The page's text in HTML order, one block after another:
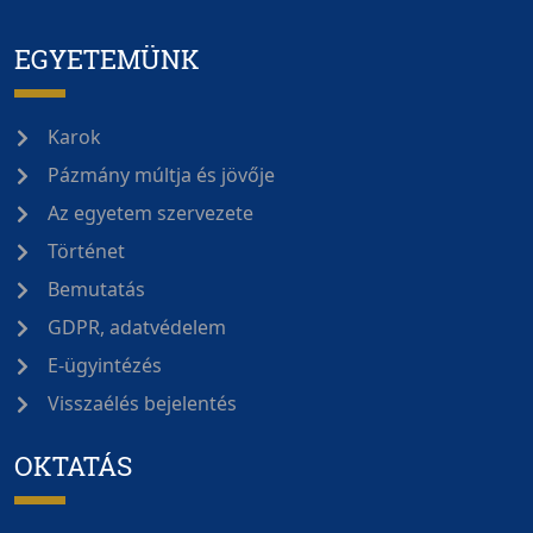
EGYETEMÜNK
Karok
Pázmány múltja és jövője
Az egyetem szervezete
Történet
Bemutatás
GDPR, adatvédelem
E-ügyintézés
Visszaélés bejelentés
OKTATÁS